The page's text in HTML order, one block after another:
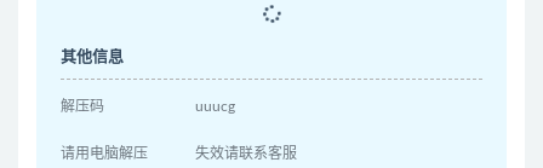
其他信息
解压码 uuucg
请用电脑解压 失效请联系客服